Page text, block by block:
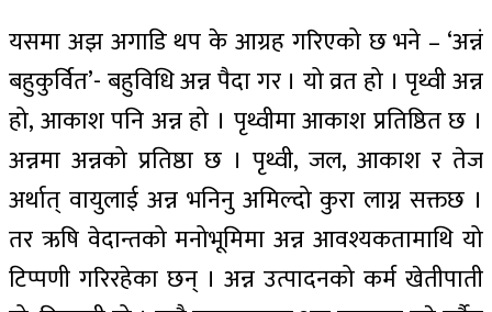
यसमा अझ अगाडि थप के आग्रह गरिएको छ भने – ‘अन्नं
बहुकुर्वित’- बहुविधि अन्न पैदा गर । यो व्रत हो । पृथ्वी अन्न
हो, आकाश पनि अन्न हो । पृथ्वीमा आकाश प्रतिष्ठित छ ।
अन्नमा अन्नको प्रतिष्ठा छ । पृथ्वी, जल, आकाश र तेज
अर्थात् वायुलाई अन्न भनिनु अमिल्दो कुरा लाग्न सक्तछ ।
तर ऋषि वेदान्तको मनोभूमिमा अन्न आवश्यकतामाथि यो
टिप्पणी गरिरहेका छन् । अन्न उत्पादनको कर्म खेतीपाती